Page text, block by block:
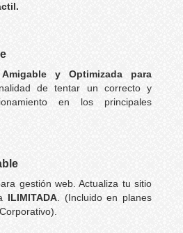
Amigable y Optimizada para
de tentar un correcto y
en los principales
gestión web. Actualiza tu sitio
ILIMITADA . (Incluido en planes